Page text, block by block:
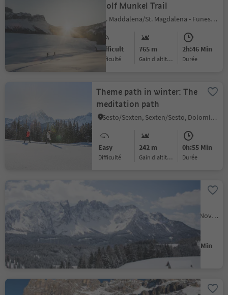
Adolf Munkel Trail
S. Maddalena/St. Magdalena - Funes/Villnöss, Villnöss/Funes, Dolomites Region Lüsen Villnöss
Difficult
Difficulté
765 m
Gain d'altitude
2h:46 Min
durée
Theme path in winter: The
meditation path
Sesto/Sexten, Sexten/Sesto, Dolomites Region 3 Zinnen
Easy
Difficulté
242 m
Gain d'altitude
0h:55 Min
durée
from Karersee | Carezza to
Welschnofen | Nova
Levante
Carezza/Karersee, Welschnofen/Nova Levante, Dolomites Region Eggental
Easy
Difficulté
346 m
Gain d'altitude
5h:19 Min
durée
Winter walk to the